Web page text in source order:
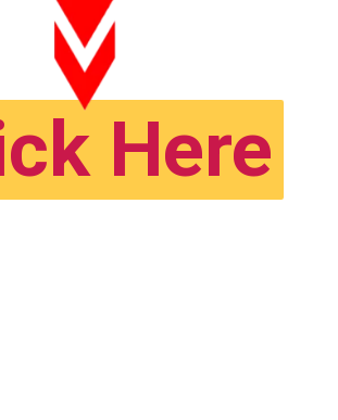
Here